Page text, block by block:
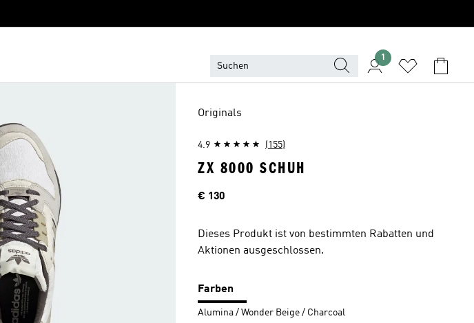
1
Originals
4.9 (155)
ZX 8000 SCHUH
Preis
€ 130
Dieses Produkt ist von bestimmten Rabatten und
Aktionen ausgeschlossen.
Farben
Alumina / Wonder Beige / Charcoal